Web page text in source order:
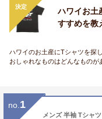
決定
ハワイお土
すすめを教
ハワイのお土産にTシャツを探
おしゃれなものはどんなものが
no. 1